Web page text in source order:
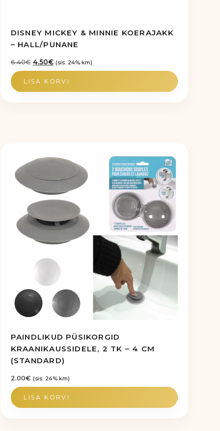
DISNEY MICKEY & MINNIE KOERAJAKK
– HALL/PUNANE
6.40€ Algne
hind
oli:
6.40€.
4.50€Praegune
hind
on:
4.50€.
(sis. 24% km)
LISA KORVI
PAINDLIKUD PÜSIKORGID
KRAANIKAUSSIDELE, 2 TK – 4 CM
(STANDARD)
2.00€ (sis. 24% km)
LISA KORVI